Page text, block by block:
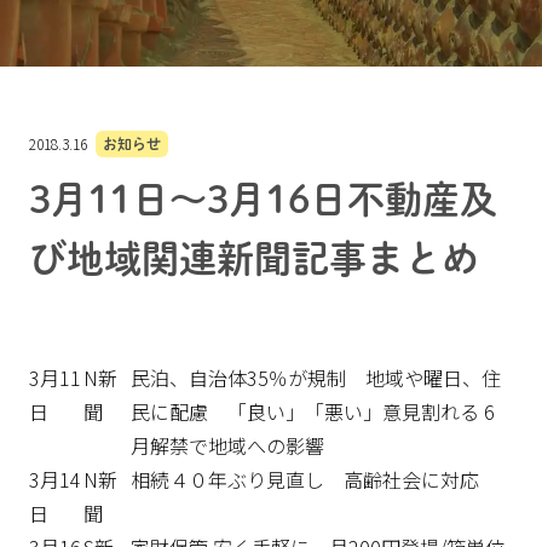
2018.3.16 お知らせ
3月11日～3月16日不動産及
び地域関連新聞記事まとめ
3月11
日
N新
聞
民泊、自治体35％が規制 地域や曜日、住
民に配慮 「良い」「悪い」意見割れる 6
月解禁で地域への影響
3月14
日
N新
聞
相続４０年ぶり見直し 高齢社会に対応